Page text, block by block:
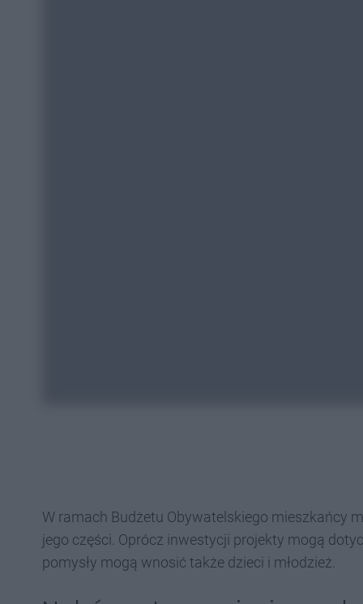
W ramach Budżetu Obywatelskiego mieszkańcy
jego części. Oprócz inwestycji projekty mogą
pomysły mogą wnosić także dzieci i młodzież.